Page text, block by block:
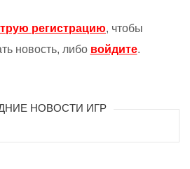
регистрацию, чтобы
новость, либо войдите.
НОВОСТИ ИГР